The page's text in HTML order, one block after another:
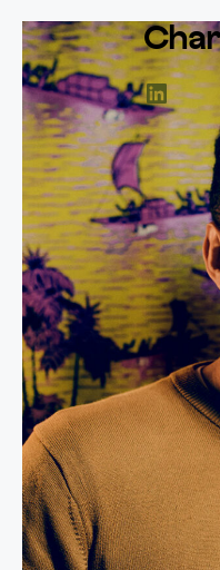
LinkedIn